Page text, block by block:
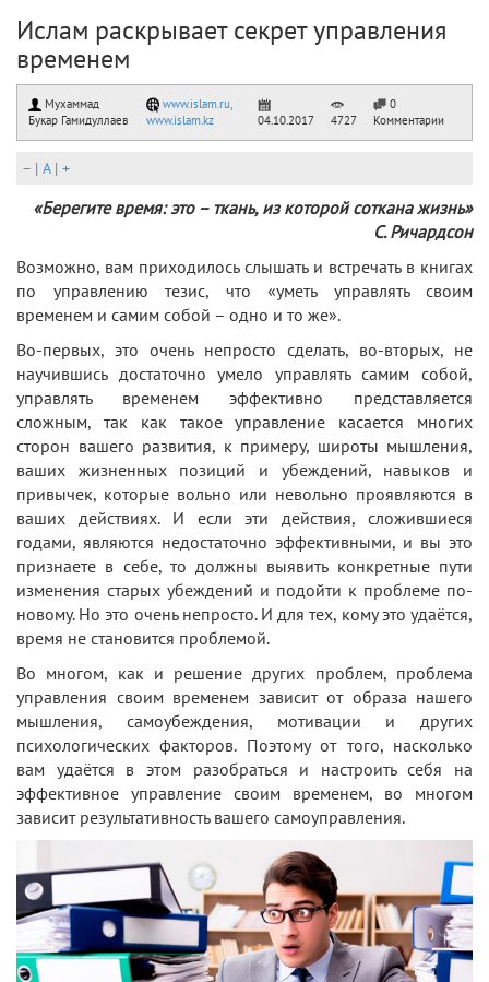
Ислам раскрывает секрет управления
временем
Мухаммад
Букар Гамидуллаев
www.islam.ru,
www.islam.kz
04.10.2017 4727
0
Комментарии
– | A| +
«Берегите время: это – ткань, из которой соткана жизнь»
С. Ричардсон
Возможно, вам приходилось слышать и встречать в книгах
по управлению тезис, что «уметь управлять своим
временем и самим собой – одно и то же».
Во-первых, это очень непросто сделать, во-вторых, не
научившись достаточно умело управлять самим собой,
управлять временем эффективно представляется
сложным, так как такое управление касается многих
сторон вашего развития, к примеру, широты мышления,
ваших жизненных позиций и убеждений, навыков и
привычек, которые вольно или невольно проявляются в
ваших действиях. И если эти действия, сложившиеся
годами, являются недостаточно эффективными, и вы это
признаете в себе, то должны выявить конкретные пути
изменения старых убеждений и подойти к проблеме по-
новому. Но это очень непросто. И для тех, кому это удаётся,
время не становится проблемой.
Во многом, как и решение других проблем, проблема
управления своим временем зависит от образа нашего
мышления, самоубеждения, мотивации и других
психологических факторов. Поэтому от того, насколько
вам удаётся в этом разобраться и настроить себя на
эффективное управление своим временем, во многом
зависит результативность вашего самоуправления.